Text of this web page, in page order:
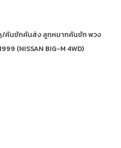
/คันชักคันส่ง ลูกหมากคันชัก พวง
(NISSAN BIG-M 4WD)